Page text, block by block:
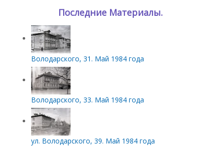
Последние Материалы.
Володарского, 31. Май 1984 года
Володарского, 33. Май 1984 года
ул. Володарского, 39. Май 1984 года